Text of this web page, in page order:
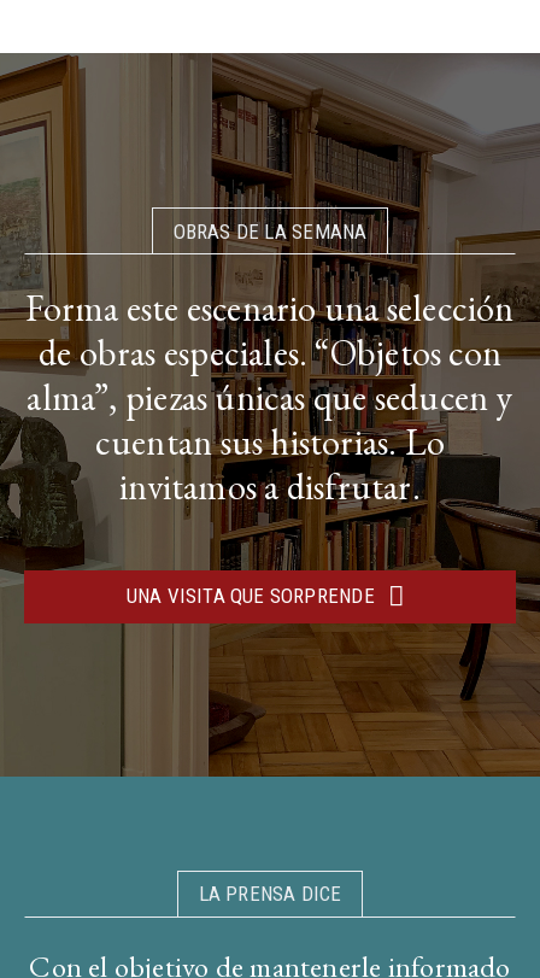
OBRAS DE LA SEMANA
Forma este escenario una selección
de obras especiales. “Objetos con
alma”, piezas únicas que seducen y
cuentan sus historias. Lo
invitamos a disfrutar.
UNA VISITA QUE SORPRENDE
LA PRENSA DICE
Con el objetivo de mantenerle informado